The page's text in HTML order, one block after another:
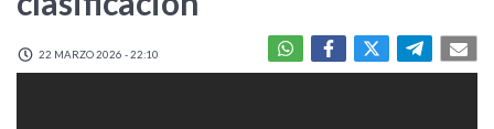
22 MARZO 2026 - 22:10